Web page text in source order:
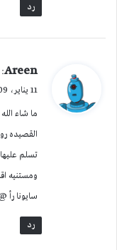
رد
ي
ل
Areen
:
11 يناير، 2009 الساعة 2:26 م
ما شاء
القصيده
تسلم
ومستنيه
سايونا رأ
رد